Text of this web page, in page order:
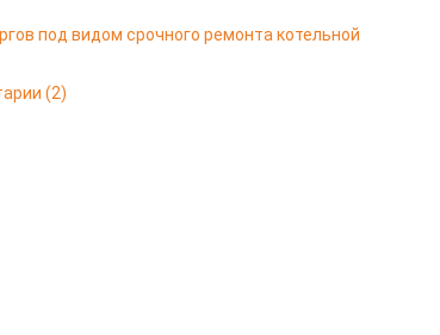
под видом срочного ремонта котельной
(2)